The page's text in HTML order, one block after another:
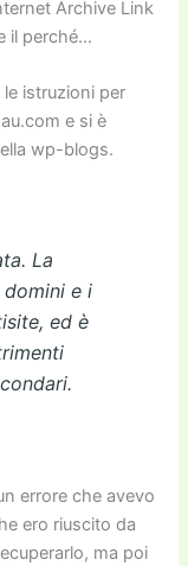
Archive Link
il perché…
istruzioni per
e si è
wp-blogs.
La
e i
ed è
errore che avevo
ero riuscito da
ma poi